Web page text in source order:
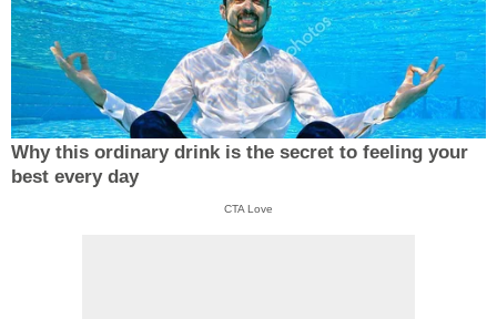
Why this ordinary drink is the secret to feeling your
best every day
CTA Love